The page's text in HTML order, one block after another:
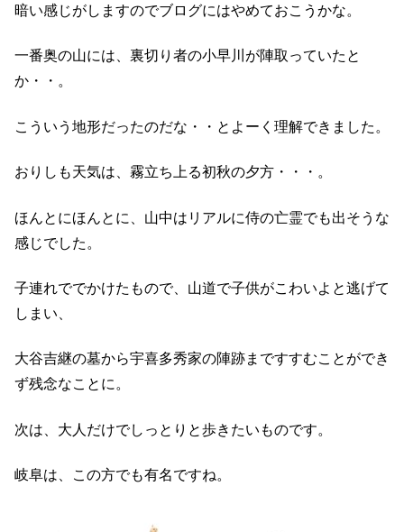
暗い感じがしますのでブログにはやめておこうかな。
一番奥の山には、裏切り者の小早川が陣取っていたと
か・・。
こういう地形だったのだな・・とよーく理解できました。
おりしも天気は、霧立ち上る初秋の夕方・・・。
ほんとにほんとに、山中はリアルに侍の亡霊でも出そうな
感じでした。
子連れででかけたもので、山道で子供がこわいよと逃げて
しまい、
大谷吉継の墓から宇喜多秀家の陣跡まですすむことができ
ず残念なことに。
次は、大人だけでしっとりと歩きたいものです。
岐阜は、この方でも有名ですね。